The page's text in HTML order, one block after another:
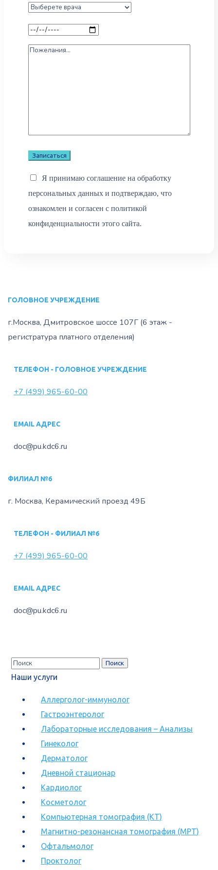
Я принимаю соглашение на обработку
персональных данных и подтверждаю, что
ознакомлен и согласен с политикой
конфиденциальности этого сайта.
ГОЛОВНОЕ УЧРЕЖДЕНИЕ
г.Москва, Дмитровское шоссе 107Г (6 этаж -
регистратура платного отделения)
ТЕЛЕФОН - ГОЛОВНОЕ УЧРЕЖДЕНИЕ
+7 (499) 965-60-00
EMAIL АДРЕС
doc@pu.kdc6.ru
ФИЛИАЛ №6
г. Москва, Керамический проезд 49Б
ТЕЛЕФОН - ФИЛИАЛ №6
+7 (499) 965-60-00
EMAIL АДРЕС
doc@pu.kdc6.ru
Наши услуги
Аллерголог-иммунолог
Гастроэнтеролог
Лабораторные исследования – Анализы
Гинеколог
Дерматолог
Дневной стационар
Кардиолог
Косметолог
Компьютерная томография (КТ)
Магнитно-резонансная томография (МРТ)
Офтальмолог
Проктолог